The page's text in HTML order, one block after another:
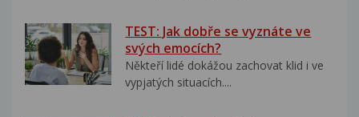
TEST: Jak dobře se vyznáte ve
svých emocích?
Někteří lidé dokážou zachovat klid i ve
vypjatých situacích....